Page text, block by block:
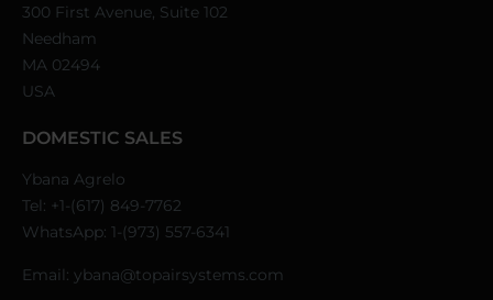
300 First Avenue, Suite 102
Needham
MA 02494
USA
DOMESTIC SALES
Ybana Agrelo
Tel: +1-(617) 849-7762
WhatsApp: 1-(973) 557-6341
Email: ybana@topairsystems.com